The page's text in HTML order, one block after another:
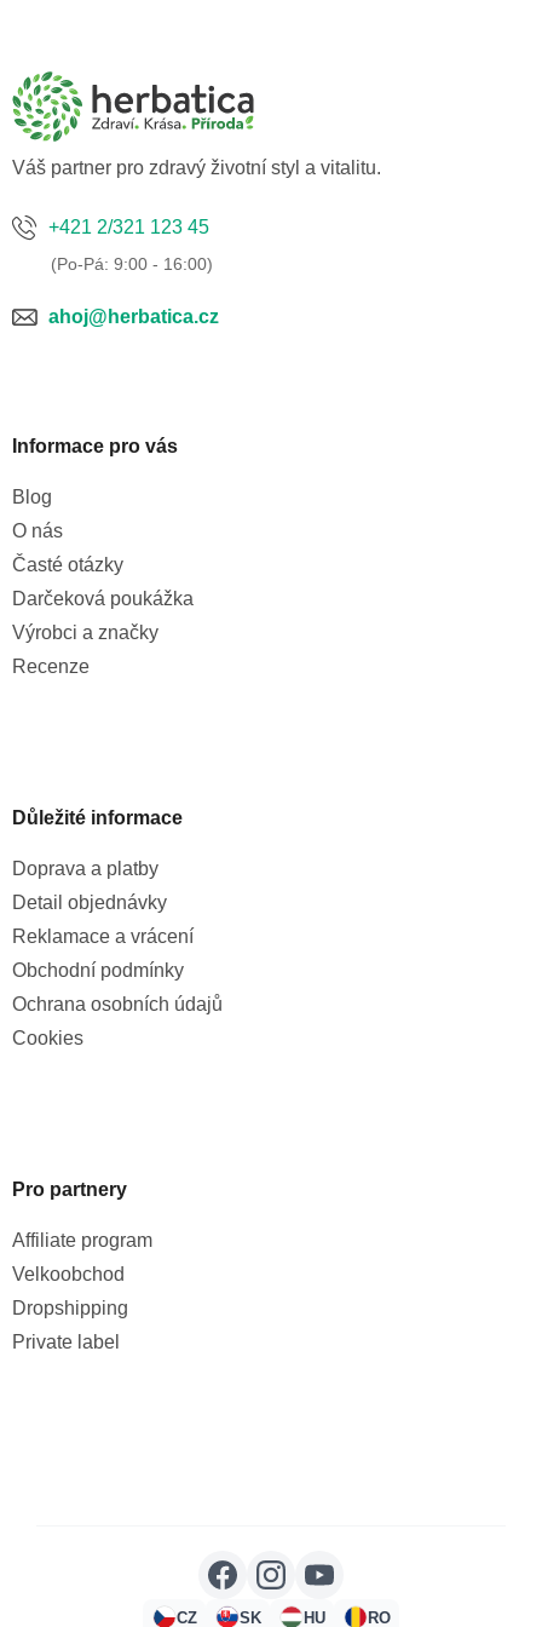
a
Váš partner pro zdravý životní styl a vitalitu.
+421 2/321 123 45
ahoj@herbatica.cz
Informace pro vás
Blog
O nás
Časté otázky
Darčeková poukážka
Výrobci a značky
Recenze
Důležité informace
Doprava a platby
Detail objednávky
Reklamace a vrácení
Obchodní podmínky
Ochrana osobních údajů
Cookies
Pro partnery
Affiliate program
Velkoobchod
Dropshipping
Private label
CZ SK HU RO